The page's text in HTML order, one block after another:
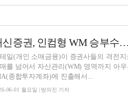
일(개인 소매금융)이 증권사들의 격전
를 넘어서 자산관리(WM) 영역까지 아
종합투자계좌)에 진출해서...
06-01 월요일 | 방의진 기자